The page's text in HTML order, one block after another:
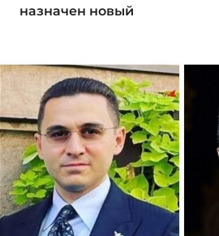
назначен новый